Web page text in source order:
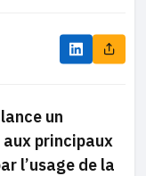
un
principaux
l’usage de la